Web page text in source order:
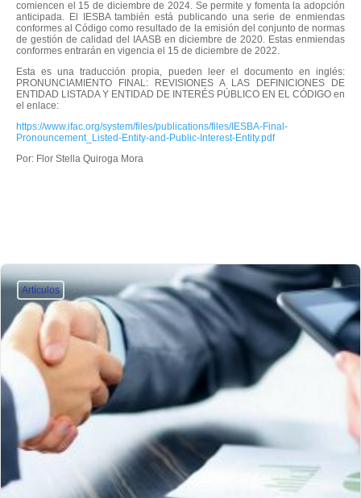
comiencen el 15 de diciembre de 2024. Se permite y fomenta la adopción
anticipada. El IESBA también está publicando una serie de enmiendas
conformes al Código como resultado de la emisión del conjunto de normas
de gestión de calidad del IAASB en diciembre de 2020. Estas enmiendas
conformes entrarán en vigencia el 15 de diciembre de 2022.
Esta es una traducción propia, pueden leer el documento en inglés:
PRONUNCIAMIENTO FINAL: REVISIONES A LAS DEFINICIONES DE
ENTIDAD LISTADA Y ENTIDAD DE INTERÉS PÚBLICO EN EL CÓDIGO en
el enlace:
https://www.ifac.org/system/files/publications/files/IESBA-Final-
Pronouncement_Listed-Entity-and-Public-Interest-Entity.pdf
Por: Flor Stella Quiroga Mora
Artículos